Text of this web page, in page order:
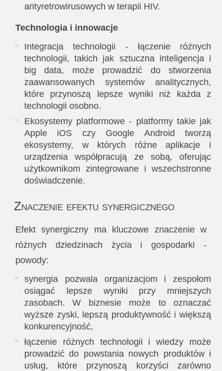
antyretrowirusowych w terapii HIV.
Technologia i innowacje
Integracja technologii - łączenie różnych
technologii, takich jak sztuczna inteligencja i
big data, może prowadzić do stworzenia
zaawansowanych systemów analitycznych,
które przynoszą lepsze wyniki niż każda z
technologii osobno.
Ekosystemy platformowe - platformy takie jak
Apple iOS czy Google Android tworzą
ekosystemy, w których różne aplikacje i
urządzenia współpracują ze sobą, oferując
użytkownikom zintegrowane i wszechstronne
doświadczenie.
Znaczenie efektu synergicznego
Efekt synergiczny ma kluczowe znaczenie w
różnych dziedzinach życia i gospodarki -
powody:
synergia pozwala organizacjom i zespołom
osiągać lepsze wyniki przy mniejszych
zasobach. W biznesie może to oznaczać
wyższe zyski, lepszą produktywność i większą
konkurencyjność,
łączenie różnych technologii i wiedzy może
prowadzić do powstania nowych produktów i
usług, które przynoszą korzyści zarówno